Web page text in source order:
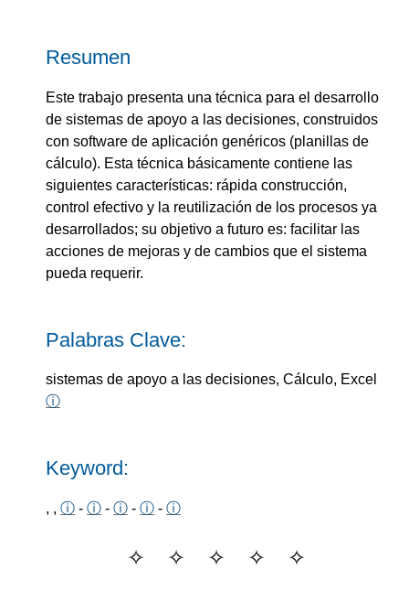
Resumen
Este trabajo presenta una técnica para el desarrollo
de sistemas de apoyo a las decisiones, construidos
con software de aplicación genéricos (planillas de
cálculo). Esta técnica básicamente contiene las
siguientes características: rápida construcción,
control efectivo y la reutilización de los procesos ya
desarrollados; su objetivo a futuro es: facilitar las
acciones de mejoras y de cambios que el sistema
pueda requerir.
Palabras Clave:
sistemas de apoyo a las decisiones, Cálculo, Excel
ⓘ
Keyword:
, , ⓘ - ⓘ - ⓘ - ⓘ - ⓘ